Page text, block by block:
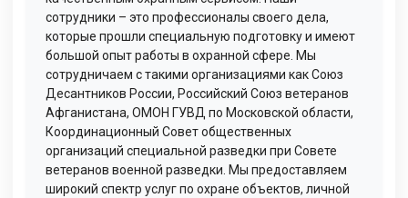
сотрудники – это профессионалы своего дела,
которые прошли специальную подготовку и имеют
большой опыт работы в охранной сфере. Мы
сотрудничаем с такими организациями как Союз
Десантников России, Российский Союз ветеранов
Афганистана, ОМОН ГУВД по Московской области,
Координационный Совет общественных
организаций специальной разведки при Совете
ветеранов военной разведки. Мы предоставляем
широкий спектр услуг по охране объектов, личной